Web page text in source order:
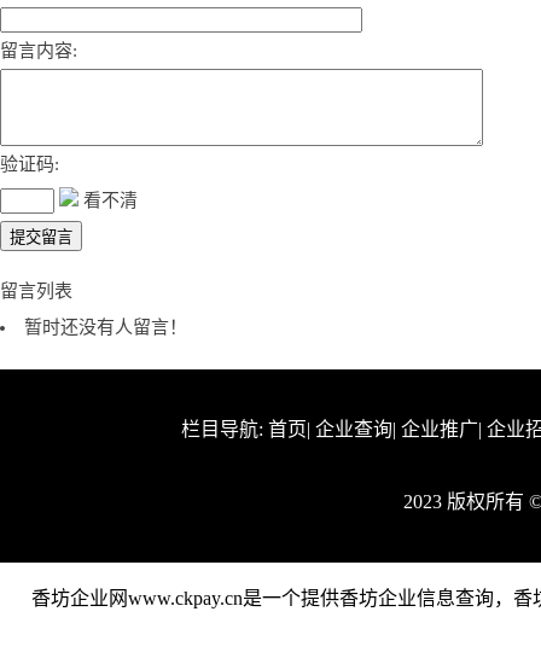
留言内容:
验证码:
看不清
留言列表
暂时还没有人留言！
栏目导航: 首页| 企业查询| 企业推广| 企业
2023 版权所有
香坊企业网www.ckpay.cn是一个提供香坊企业信息查询，